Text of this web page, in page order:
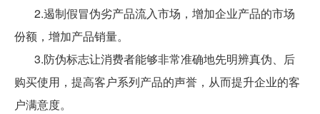
2.遏制假冒伪劣产品流入市场，增加企业产品的市场
份额，增加产品销量。
3.防伪标志让消费者能够非常准确地先明辨真伪、后
购买使用，提高客户系列产品的声誉，从而提升企业的客
户满意度。